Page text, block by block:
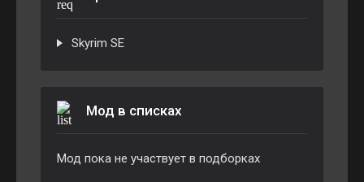
Skyrim SE
Мод в списках
Мод пока не участвует в подборках